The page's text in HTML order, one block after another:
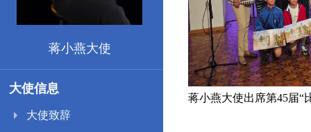
蒋小燕大使
大使信息
大使致辞
长斯托伊尔科维奇访华 蒋小燕大使出席第45届“